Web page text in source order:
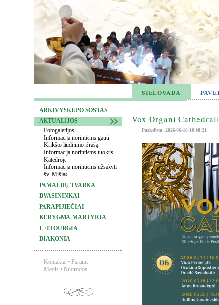
SIELOVADA
ARKIVYSKUPO SOSTAS
AKTUALIJOS
Fotogalerijos
Informacija norintiems gauti
Krikšto liudijimo išrašą
Informacija norintiems tuoktis
Katedroje
Informacija norintiems užsakyti
šv. Mišias
PAMALDŲ TVARKA
DVASININKAI
PARAPIJIEČIAI
KERYGMA-MARTYRIA
LEITOURGIA
DIAKONIA
Kontaktai • Parama
Medis • Nuorodos
Vox Organi
Paskelbta: 2026-06-16 10:08:21